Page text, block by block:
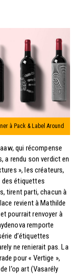
à Pack & Label Around
qui récompense
a rendu son verdict en
», les créateurs,
des étiquettes
tirent parti, chacun à
revient à Mathilde
pourrait renvoyer à
remporte
d’étiquettes
ne renierait pas. La
pour « Vertige »,
l’op art (Vasarély